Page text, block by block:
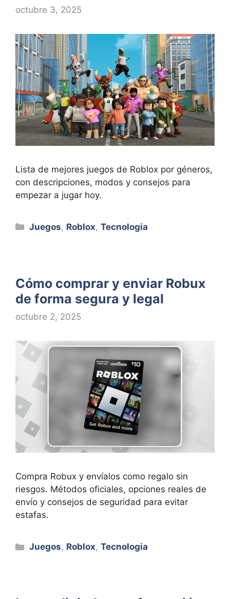
octubre 3, 2025
Lista de mejores juegos de Roblox por géneros,
con descripciones, modos y consejos para
empezar a jugar hoy.
Categorías
Juegos, Roblox,Tecnologia
Cómo comprar y enviar Robux
de forma segura y legal
octubre 2, 2025
Compra Robux y envíalos como regalo sin
riesgos. Métodos oficiales, opciones reales de
envío y consejos de seguridad para evitar
estafas.
Categorías
Juegos, Roblox,Tecnologia